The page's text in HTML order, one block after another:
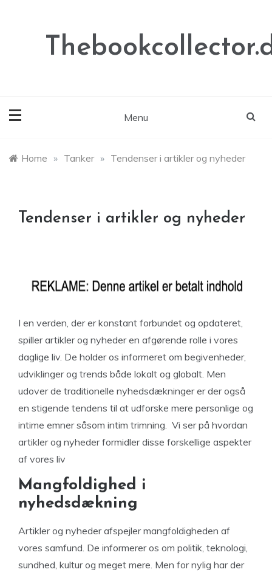
Menu
Home » Tanker » Tendenser i artikler og nyheder
Tendenser i artikler og nyheder
I en verden, der er konstant forbundet og opdateret,
spiller artikler og nyheder en afgørende rolle i vores
daglige liv. De holder os informeret om begivenheder,
udviklinger og trends både lokalt og globalt. Men
udover de traditionelle nyhedsdækninger er der også
en stigende tendens til at udforske mere personlige og
intime emner såsom intim trimning. Vi ser på hvordan
artikler og nyheder formidler disse forskellige aspekter
af vores liv
Mangfoldighed i
nyhedsdækning
Artikler og nyheder afspejler mangfoldigheden af
vores samfund. De informerer os om politik, teknologi,
sundhed, kultur og meget mere. Men for nylig har der